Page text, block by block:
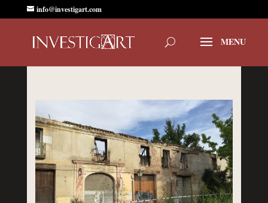
info@investigart.com